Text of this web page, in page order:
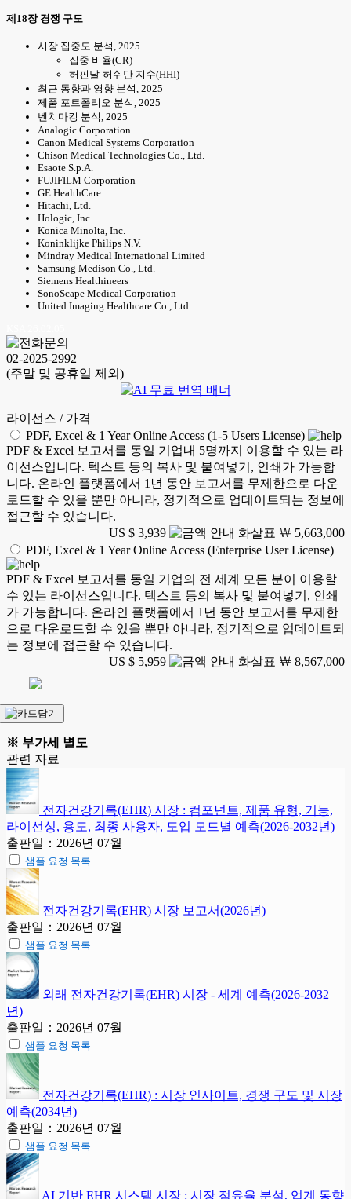
제18장 경쟁 구도
시장 집중도 분석, 2025
집중 비율(CR)
허핀달-허쉬만 지수(HHI)
최근 동향과 영향 분석, 2025
제품 포트폴리오 분석, 2025
벤치마킹 분석, 2025
Analogic Corporation
Canon Medical Systems Corporation
Chison Medical Technologies Co., Ltd.
Esaote S.p.A.
FUJIFILM Corporation
GE HealthCare
Hitachi, Ltd.
Hologic, Inc.
Konica Minolta, Inc.
Koninklijke Philips N.V.
Mindray Medical International Limited
Samsung Medison Co., Ltd.
Siemens Healthineers
SonoScape Medical Corporation
United Imaging Healthcare Co., Ltd.
02-2025-2992
(주말 및 공휴일 제외)
라이선스 / 가격
PDF, Excel & 1 Year Online Access (1-5 Users License)
PDF & Excel 보고서를 동일 기업내 5명까지 이용할 수 있는 라
이선스입니다. 텍스트 등의 복사 및 붙여넣기, 인쇄가 가능합
니다. 온라인 플랫폼에서 1년 동안 보고서를 무제한으로 다운
로드할 수 있을 뿐만 아니라, 정기적으로 업데이트되는 정보에
접근할 수 있습니다.
US $ 3,939
￦ 5,663,000
PDF, Excel & 1 Year Online Access (Enterprise User License)
PDF & Excel 보고서를 동일 기업의 전 세계 모든 분이 이용할
수 있는 라이선스입니다. 텍스트 등의 복사 및 붙여넣기, 인쇄
가 가능합니다. 온라인 플랫폼에서 1년 동안 보고서를 무제한
으로 다운로드할 수 있을 뿐만 아니라, 정기적으로 업데이트되
는 정보에 접근할 수 있습니다.
US $ 5,959
￦ 8,567,000
※ 부가세 별도
관련 자료
전자건강기록(EHR) 시장 : 컴포넌트, 제품 유형, 기능,
라이선싱, 용도, 최종 사용자, 도입 모드별 예측(2026-2032년)
출판일：2026년 07월
샘플 요청 목록
전자건강기록(EHR) 시장 보고서(2026년)
출판일：2026년 07월
샘플 요청 목록
외래 전자건강기록(EHR) 시장 - 세계 예측(2026-2032
년)
출판일：2026년 07월
샘플 요청 목록
전자건강기록(EHR) : 시장 인사이트, 경쟁 구도 및 시장
예측(2034년)
출판일：2026년 07월
샘플 요청 목록
AI 기반 EHR 시스템 시장 : 시장 점유율 분석, 업계 동향